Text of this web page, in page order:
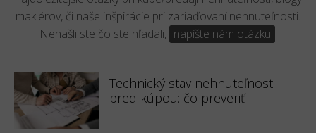
maklérov, či naše inšpirácie pri zariaďovaní nehnuteľnosti.
Nenašli ste čo ste hľadali, napíšte nám otázku .
Technický stav nehnuteľnosti
pred kúpou: čo preveriť